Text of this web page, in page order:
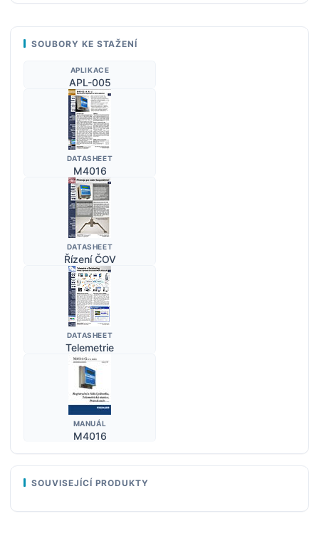
SOUBORY KE STAŽENÍ
APLIKACE
APL-005
DATASHEET
M4016
DATASHEET
Řízení ČOV
DATASHEET
Telemetrie
MANUÁL
M4016
SOUVISEJÍCÍ PRODUKTY